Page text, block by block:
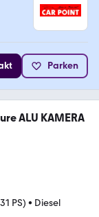
Parken
ALU KAMERA
PS) • Diesel